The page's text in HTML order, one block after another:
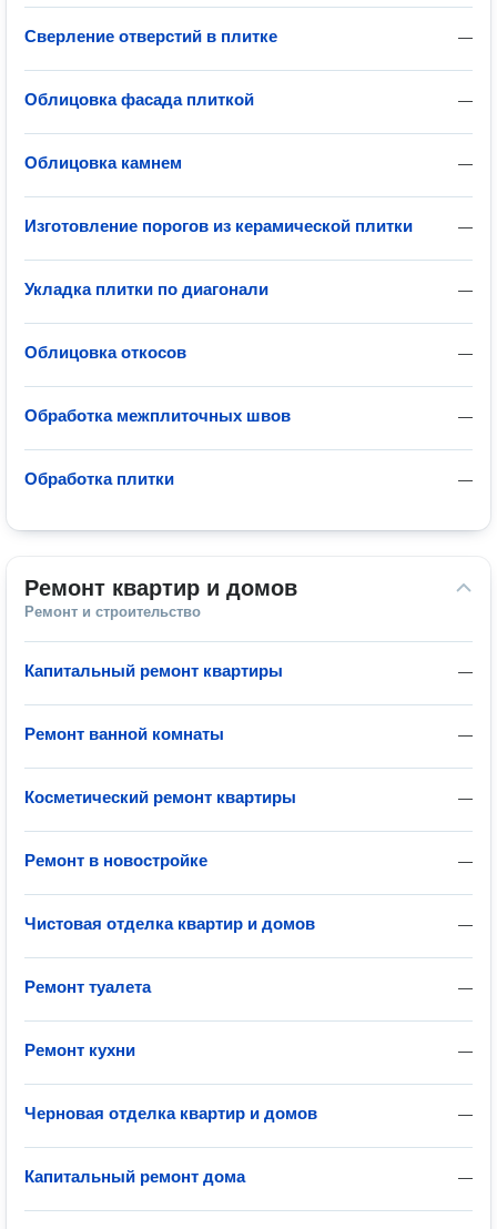
—
Сверление отверстий в плитке
—
Облицовка фасада плиткой
—
Облицовка камнем
—
Изготовление порогов из керамической плитки
—
Укладка плитки по диагонали
—
Облицовка откосов
—
Обработка межплиточных швов
—
Обработка плитки
Ремонт квартир и домов
Ремонт и строительство
—
Капитальный ремонт квартиры
—
Ремонт ванной комнаты
—
Косметический ремонт квартиры
—
Ремонт в новостройке
—
Чистовая отделка квартир и домов
—
Ремонт туалета
—
Ремонт кухни
—
Черновая отделка квартир и домов
—
Капитальный ремонт дома